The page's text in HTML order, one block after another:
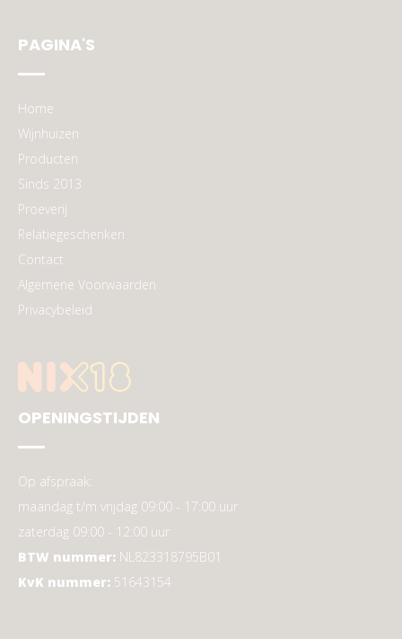
PAGINA'S
Home
Wijnhuizen
Producten
Sinds 2013
Proeverij
Relatiegeschenken
Contact
Algemene Voorwaarden
Privacybeleid
OPENINGSTIJDEN
Op afspraak:
maandag t/m vrijdag 09:00 - 17:00 uur
zaterdag 09:00 - 12:00 uur
BTW nummer: NL823318795B01
KvK nummer: 51643154